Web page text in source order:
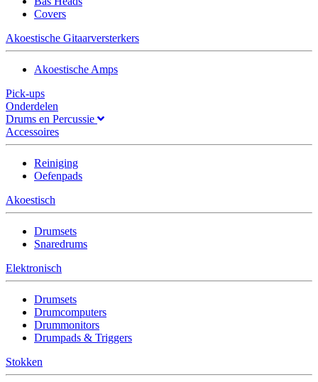
Covers
Akoestische Gitaarversterkers
Akoestische Amps
Pick-ups
Onderdelen
Drums en Percussie
Accessoires
Reiniging
Oefenpads
Akoestisch
Drumsets
Snaredrums
Elektronisch
Drumsets
Drumcomputers
Drummonitors
Drumpads & Triggers
Stokken